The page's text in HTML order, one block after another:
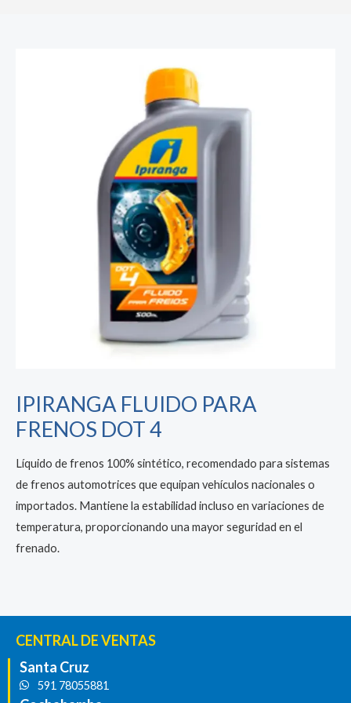
IPIRANGA FLUIDO PARA
FRENOS DOT 4
Líquido de frenos 100% sintético, recomendado para sistemas
de frenos automotrices que equipan vehículos nacionales o
importados. Mantiene la estabilidad incluso en variaciones de
temperatura, proporcionando una mayor seguridad en el
frenado.
CENTRAL DE VENTAS
Santa Cruz
591 78055881